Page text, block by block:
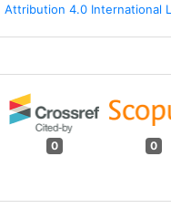
Attribution 4.0 International
0 0